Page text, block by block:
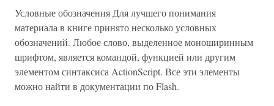
Условные обозначения Для лучшего понимания
материала в книге принято несколько условных
обозначений. Любое слово, выделенное моноширинным
шрифтом, является командой, функцией или другим
элементом синтаксиса ActionScript. Все эти элементы
можно найти в документации по Flash.